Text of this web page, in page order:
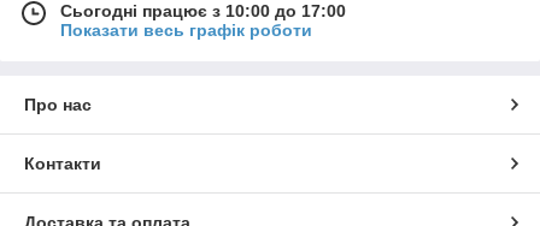
Сьогодні працює з 10:00 до 17:00
Показати весь графік роботи
Про нас
Контакти